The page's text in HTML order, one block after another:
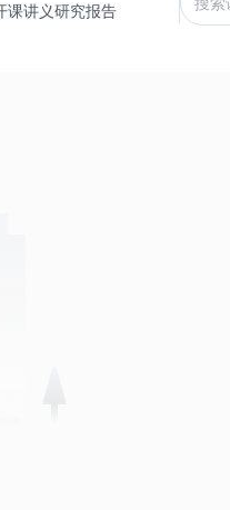
课讲义研究报告